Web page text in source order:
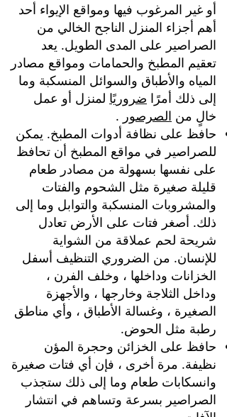
أو غير المرغوب فيها ومواقع الإيواء أحد
أهم أجزاء المنزل الناجح الخالي من
الصراصير على المدى الطويل. يعد
تعقيم المطبخ والحمامات ومواقع مصادر
المياه والأطباق والسوائل المنسكبة وما
إلى ذلك أمرًا ضروريًا لمنزل أو عمل
خالٍ من الصرصور .
حافظ على نظافة أدوات المطبخ. يمكن
للصراصير في مواقع المطبخ أن تحافظ
على نفسها بسهولة من مصادر طعام
قليلة صغيرة مثل الشحوم والفتات
والمشروبات المنسكبة والتوابل وما إلى
ذلك. أصغر فتات على الأرض تعادل
شريحة لحم عملاقة من الشواية
للإنسان. من الضروري التنظيف أسفل
الخزانات وداخلها ، وخلف الفرن ،
وداخل الثلاجة وخارجها ، والأجهزة
الصغيرة ، وغسالة الأطباق ، وأي مناطق
رطبة مثل الحوض.
حافظ على الخزائن وحجرة المؤن
نظيفة. مرة أخرى ، فإن أي فتات صغيرة
وانسكابات طعام وما إلى ذلك ستجذب
الصراصير بسرعة وتساهم في انتشار